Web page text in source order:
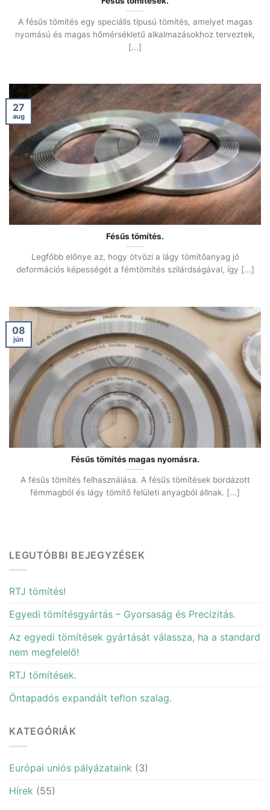
A fésűs tömítés egy speciális típusú tömítés, amelyet magas
nyomású és magas hőmérsékletű alkalmazásokhoz terveztek,
[...]
Fésűs tömítés.
Legfőbb előnye az, hogy ötvözi a lágy tömítőanyag jó
deformációs képességét a fémtömítés szilárdságával, így [...]
27
aug
Fésűs tömítés magas nyomásra.
A fésűs tömítés felhasználása. A fésűs tömítések bordázott
fémmagból és lágy tömítő felületi anyagból állnak. [...]
08
jún
LEGUTÓBBI BEJEGYZÉSEK
RTJ tömítés!
Egyedi tömítésgyártás – Gyorsaság és Precizitás.
Az egyedi tömítések gyártását válassza, ha a standard
nem megfelelő!
RTJ tömítések.
Öntapadós expandált teflon szalag.
KATEGÓRIÁK
Európai uniós pályázataink (3)
Hírek (55)